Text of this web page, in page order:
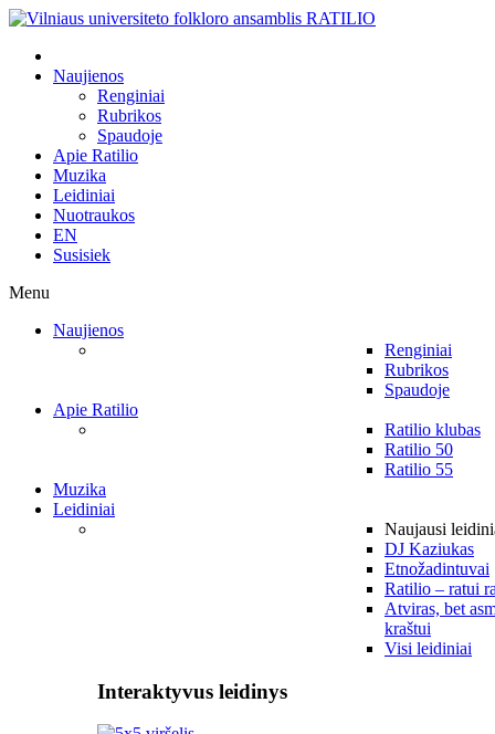
Naujienos
Renginiai
Rubrikos
Spaudoje
Apie Ratilio
Muzika
Leidiniai
Nuotraukos
EN
Susisiek
Menu
Naujienos
Renginiai
Rubrikos
Spaudoje
Apie Ratilio
Ratilio klubas
Ratilio 50
Ratilio 55
Muzika
Leidiniai
Naujausi
DJ Kaziukas
Etnožadintuvai
Ratilio – ratui
Atviras, bet
kraštui
Visi leidiniai
Interaktyvus leidinys